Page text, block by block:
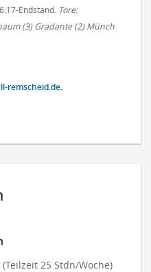
Endstand. Tore:
(3) Gradante (2) Münch
remscheid.de.
25 Stdn/Woche)